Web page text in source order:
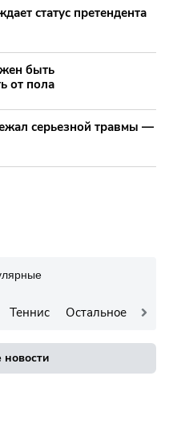
Теннис Остальное
статус претендента
быть
от пола
серьезной травмы —